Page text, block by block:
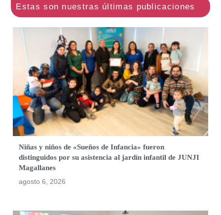
Niñas y niños de «Sueños de Infancia» fueron
distinguidos por su asistencia al jardín infantil de JUNJI
Magallanes
agosto 6, 2026